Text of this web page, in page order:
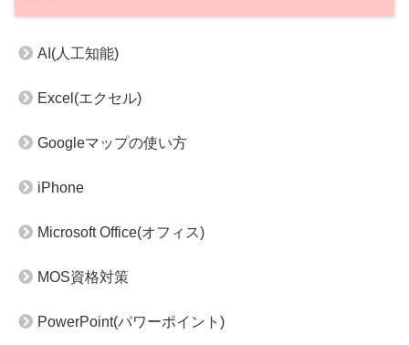
AI(人工知能)
Excel(エクセル)
Googleマップの使い方
iPhone
Microsoft Office(オフィス)
MOS資格対策
PowerPoint(パワーポイント)